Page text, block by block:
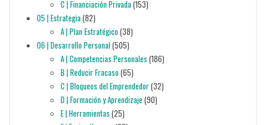
C | Financiación Privada(153)
05 | Estrategia(82)
A | Plan Estratégico(38)
06 | Desarrollo Personal(505)
A | Competencias Personales (186)
B | Reducir Fracaso(65)
C | Bloqueos del Emprendedor(32)
D | Formación y Aprendizaje (90)
E | Herramientas (25)